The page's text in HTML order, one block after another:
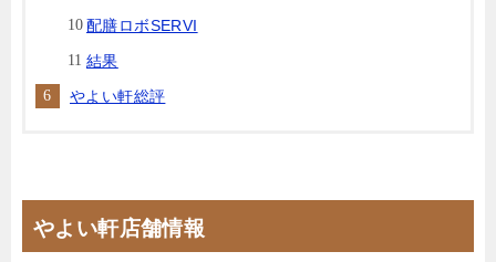
配膳ロボSERVI
結果
やよい軒総評
やよい軒店舗情報